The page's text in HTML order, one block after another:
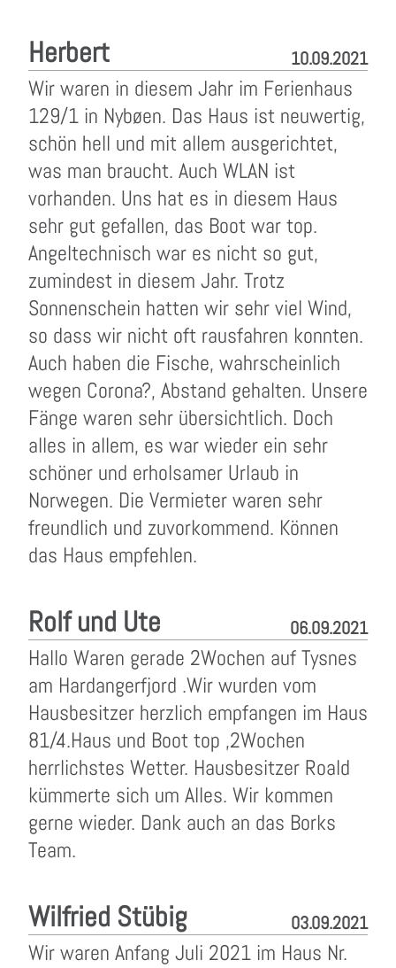
Herbert 10.09.2021
Wir waren in diesem Jahr im Ferienhaus
129/1 in Nybøen. Das Haus ist neuwertig,
schön hell und mit allem ausgerichtet,
was man braucht. Auch WLAN ist
vorhanden. Uns hat es in diesem Haus
sehr gut gefallen, das Boot war top.
Angeltechnisch war es nicht so gut,
zumindest in diesem Jahr. Trotz
Sonnenschein hatten wir sehr viel Wind,
so dass wir nicht oft rausfahren konnten.
Auch haben die Fische, wahrscheinlich
wegen Corona?, Abstand gehalten. Unsere
Fänge waren sehr übersichtlich. Doch
alles in allem, es war wieder ein sehr
schöner und erholsamer Urlaub in
Norwegen. Die Vermieter waren sehr
freundlich und zuvorkommend. Können
das Haus empfehlen.
Rolf und Ute 06.09.2021
Hallo Waren gerade 2Wochen auf Tysnes
am Hardangerfjord .Wir wurden vom
Hausbesitzer herzlich empfangen im Haus
81/4.Haus und Boot top ,2Wochen
herrlichstes Wetter. Hausbesitzer Roald
kümmerte sich um Alles. Wir kommen
gerne wieder. Dank auch an das Borks
Team.
Wilfried Stübig 03.09.2021
Wir waren Anfang Juli 2021 im Haus Nr.